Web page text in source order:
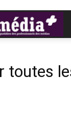
toutes